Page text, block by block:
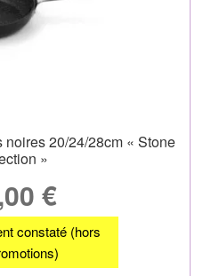
20/24/28cm « Stone
»
€
constaté (hors